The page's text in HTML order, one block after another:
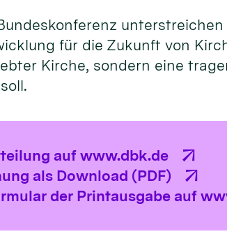
für die Zukunft von
Kirche, sondern eine
auf www.dbk.de
als Download (PDF)
der Printausgabe auf